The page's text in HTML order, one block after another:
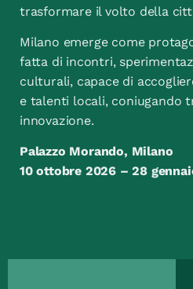
trasformare il volto della
Milano emerge come
fatta di incontri,
culturali, capace di
e talenti locali, coniugando
innovazione.
Palazzo Morando, Milano
10 ottobre 2026 – 28